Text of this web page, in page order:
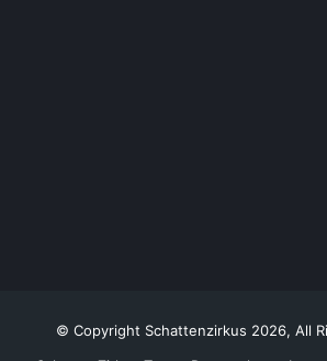
© Copyright Schattenzirkus 2026, All